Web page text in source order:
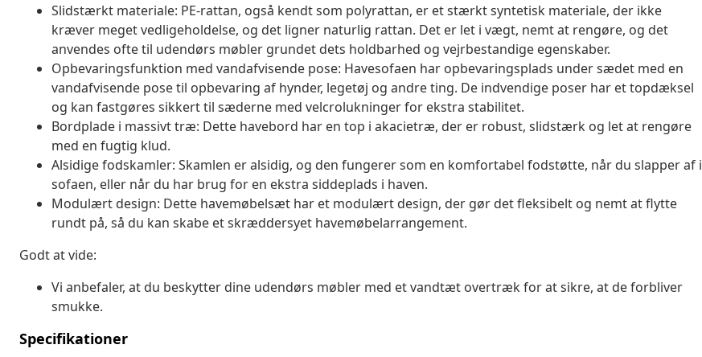
Slidstærkt materiale: PE-rattan, også kendt som polyrattan, er et stærkt syntetisk materiale, der ikke
kræver meget vedligeholdelse, og det ligner naturlig rattan. Det er let i vægt, nemt at rengøre, og det
anvendes ofte til udendørs møbler grundet dets holdbarhed og vejrbestandige egenskaber.
Opbevaringsfunktion med vandafvisende pose: Havesofaen har opbevaringsplads under sædet med en
vandafvisende pose til opbevaring af hynder, legetøj og andre ting. De indvendige poser har et topdæksel
og kan fastgøres sikkert til sæderne med velcrolukninger for ekstra stabilitet.
Bordplade i massivt træ: Dette havebord har en top i akacietræ, der er robust, slidstærk og let at rengøre
med en fugtig klud.
Alsidige fodskamler: Skamlen er alsidig, og den fungerer som en komfortabel fodstøtte, når du slapper af i
sofaen, eller når du har brug for en ekstra siddeplads i haven.
Modulært design: Dette havemøbelsæt har et modulært design, der gør det fleksibelt og nemt at flytte
rundt på, så du kan skabe et skræddersyet havemøbelarrangement.
Godt at vide:
Vi anbefaler, at du beskytter dine udendørs møbler med et vandtæt overtræk for at sikre, at de forbliver
smukke.
Specifikationer